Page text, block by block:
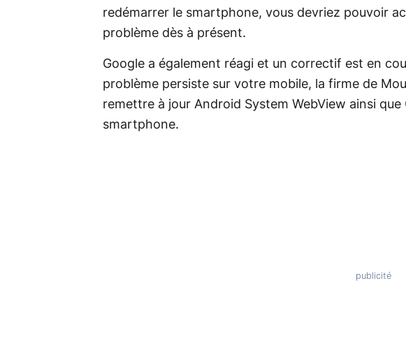
redémarrer le smartphone, vous devriez pouvoir
problème dès à présent.
Google a également réagi et un correctif est en
problème persiste sur votre mobile, la firme de
remettre à jour Android System WebView ainsi que
smartphone.